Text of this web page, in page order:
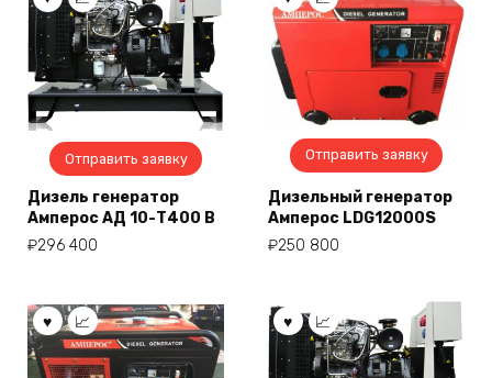
Отправить заявку
Дизель генератор
Амперос АД 10-Т400 B
₽296 400
Отправить заявку
Дизельный генератор
Амперос LDG12000S
₽250 800